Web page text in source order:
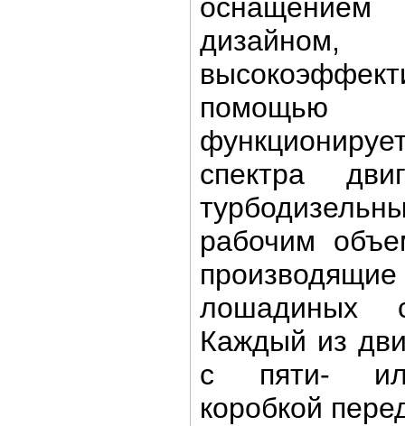
спектра
рабочим
лошадиных
Каждый из
с пяти- или
коробкой